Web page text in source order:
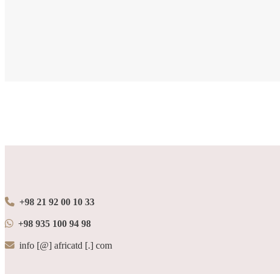
+98 21 92 00 10 33
+98 935 100 94 98
info [@] africatd [.] com